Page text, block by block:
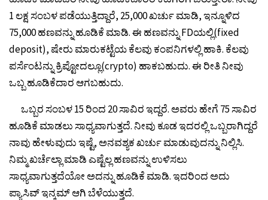
1 ಲಕ್ಷ ಸಂಬಳ ಪಡೆಯುತ್ತಿದ್ದಾರೆ, 25,000 ಖರ್ಚು ಮಾಡಿ, ಇನ್ನೂಳಿದ
75,000 ಹಣವನ್ನು ಹೂಡಿಕೆ ಮಾಡಿ. ಈ ಹಣವನ್ನು FDಯಲ್ಲಿ(fixed
deposit), ಷೇರು ಮಾರುಕಟ್ಟೆಯ ಕೆಲವು ಕಂಪನಿಗಳಲ್ಲಿ ಹಾಕಿ. ಕೆಲವು
ಪರ್ಸೆಂಟನ್ನು ಕ್ರಿಪ್ಟೋದಲ್ಲೂ(crypto) ಹಾಕಬಹುದು. ಈ ರೀತಿ ನೀವು
ಒಬ್ಬ ಹೂಡಿಕೆದಾರ ಆಗಬಹುದು.
ಒಬ್ಬರ ಸಂಬಳ 15 ರಿಂದ 20 ಸಾವಿರ ಇದ್ದರೆ. ಅವರು ಹೇಗೆ 75 ಸಾವಿರ
ಹೂಡಿಕೆ ಮಾಡಲು ಸಾಧ್ಯವಾಗುತ್ತದೆ. ನೀವು ಕೂಡ ಇದರಲ್ಲಿ ಒಬ್ಬರಾಗಿದ್ದರೆ
ನಾವು ಹೇಳುವುದು ಇಷ್ಟೆ, ಅನವಶ್ಯಕ ಖರ್ಚು ಮಾಡುವುದನ್ನು ನಿಲ್ಲಿಸಿ.
ನಿಮ್ಮ ಖರ್ಚೆಲ್ಲಾ ಮಾಡಿ ಎಷ್ಟೆಲ್ಲ ಹಣವನ್ನು ಉಳಿಸಲು
ಸಾಧ್ಯವಾಗುತ್ತದೆಯೋ ಅದನ್ನು ಹೂಡಿಕೆ ಮಾಡಿ. ಇದರಿಂದ ಅದು
ಪ್ಯಾಸಿವ್ ಇನ್ಕಮ್ ಆಗಿ ಬೆಳೆಯುತ್ತದೆ.